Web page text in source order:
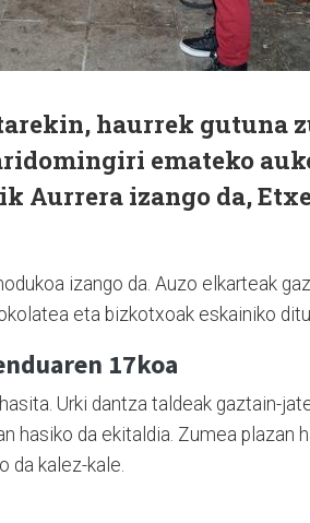
haurrek gutuna
emateko
Aurrera izango da,
izango da. Auzo elkarteak
eta bizkotxoak eskainiko
17koa
Urki dantza taldeak gaztain-
hasiko da ekitaldia. Zumea plazan
da kalez-kale.